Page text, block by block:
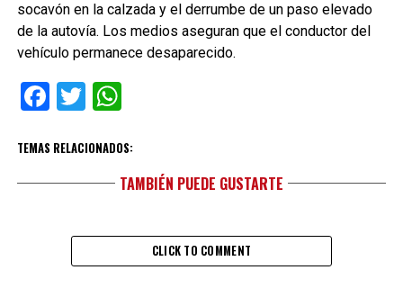
socavón en la calzada y el derrumbe de un paso elevado
de la autovía. Los medios aseguran que el conductor del
vehículo permanece desaparecido.
Facebook
TwitterWhatsApp
TEMAS RELACIONADOS:
TAMBIÉN PUEDE GUSTARTE
CLICK TO COMMENT